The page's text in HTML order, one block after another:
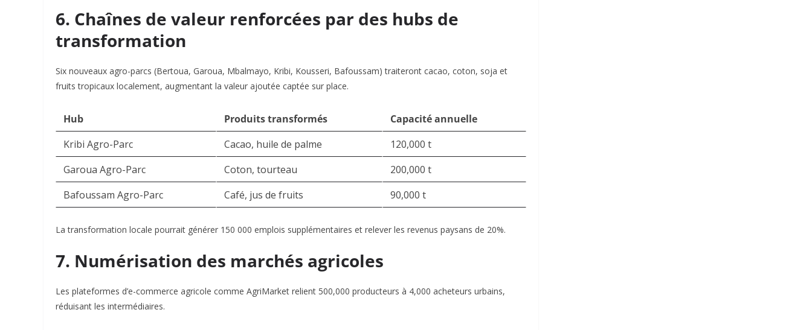
6. Chaînes de valeur renforcées par des hubs de
transformation
Six nouveaux agro-parcs (Bertoua, Garoua, Mbalmayo, Kribi, Kousseri, Bafoussam) traiteront cacao, coton, soja et
fruits tropicaux localement, augmentant la valeur ajoutée captée sur place.
Hub Produits transformés
Capacité annuelle
Kribi Agro-Parc
Cacao, huile de palme
120,000 t
Garoua Agro-Parc
Coton, tourteau
200,000 t
Bafoussam Agro-Parc
Café, jus de fruits 90,000 t
La transformation locale pourrait générer 150 000 emplois supplémentaires et relever les revenus paysans de 20%.
7. Numérisation des marchés agricoles
Les plateformes d’e-commerce agricole comme AgriMarket relient 500,000 producteurs à 4,000 acheteurs urbains,
réduisant les intermédiaires.